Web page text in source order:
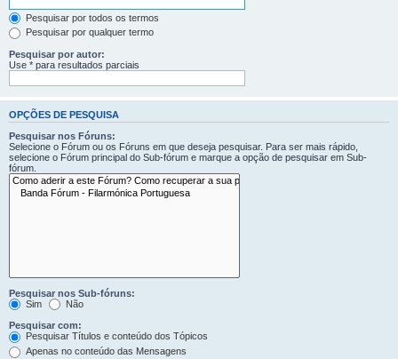
Pesquisar por todos os termos
Pesquisar por qualquer termo
Pesquisar por autor:
Use * para resultados parciais
OPÇÕES DE PESQUISA
Pesquisar nos Fóruns:
Selecione o Fórum ou os Fóruns em que deseja pesquisar. Para ser mais rápido,
selecione o Fórum principal do Sub-fórum e marque a opção de pesquisar em Sub-
fórum.
Pesquisar nos Sub-fóruns:
Sim
Não
Pesquisar com:
Pesquisar Títulos e conteúdo dos Tópicos
Apenas no conteúdo das Mensagens